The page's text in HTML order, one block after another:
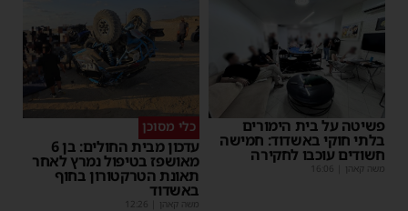
פשיטה על בית הימורים
בלתי חוקי באשדוד: חמישה
חשודים עוכבו לחקירה
משה קאהן 16:06
כלי מסוכן
עדכון מבית החולים: בן 6
מאושפז בטיפול נמרץ לאחר
תאונת הטרקטורון בחוף
באשדוד
משה קאהן 12:26